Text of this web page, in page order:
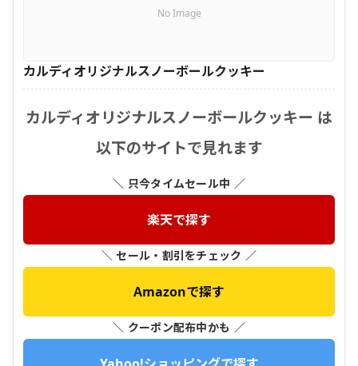
No Image
カルディオリジナルスノーボールクッキー
カルディオリジナルスノーボールクッキー は
以下のサイトで見れます
＼ 只今タイムセール中 ／
楽天で探す
＼ セール・割引をチェック ／
Amazonで探す
＼ クーポン配布中かも ／